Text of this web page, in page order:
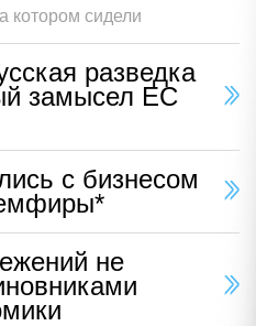
котором сидели
разведка
замысел ЕС
с бизнесом
не